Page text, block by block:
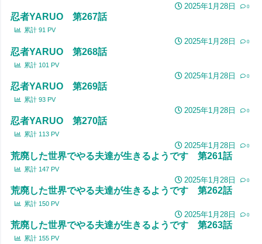
2025年1月28日 0
忍者YARUO 第267話
累計 91 PV
2025年1月28日 0
忍者YARUO 第268話
累計 101 PV
2025年1月28日 0
忍者YARUO 第269話
累計 93 PV
2025年1月28日 0
忍者YARUO 第270話
累計 113 PV
2025年1月28日 0
荒廃した世界でやる夫達が生きるようです 第261話
累計 147 PV
2025年1月28日 0
荒廃した世界でやる夫達が生きるようです 第262話
累計 150 PV
2025年1月28日 0
荒廃した世界でやる夫達が生きるようです 第263話
累計 155 PV